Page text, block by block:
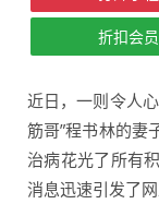
折扣会
近日，一则令人
筋哥”程书林的妻
治病花光了所有
消息迅速引发了